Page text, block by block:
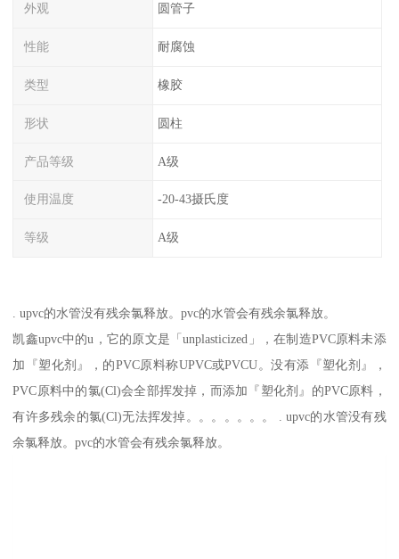
外观 圆管子
性能 耐腐蚀
类型 橡胶
形状 圆柱
产品等级 A级
使用温度 -20-43摄氏度
等级 A级
. upvc的水管没有残余氯释放。pvc的水管会有残余氯释放。
凯鑫upvc中的u，它的原文是「unplasticized」，在制造PVC原料未添
加『塑化剂』，的PVC原料称UPVC或PVCU。没有添『塑化剂』，
PVC原料中的氯(Cl)会全部挥发掉，而添加『塑化剂』的PVC原料，
有许多残余的氯(Cl)无法挥发掉。。。。。。。 . upvc的水管没有残
余氯释放。pvc的水管会有残余氯释放。